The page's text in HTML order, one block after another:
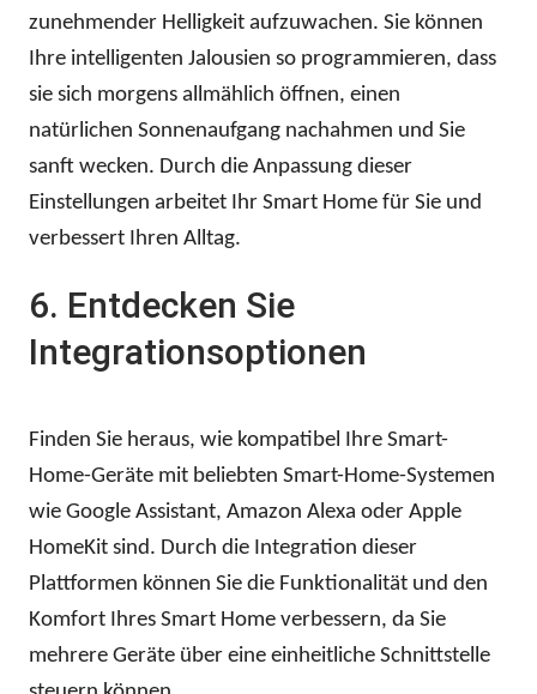
zunehmender Helligkeit aufzuwachen. Sie können
Ihre intelligenten Jalousien so programmieren, dass
sie sich morgens allmählich öffnen, einen
natürlichen Sonnenaufgang nachahmen und Sie
sanft wecken. Durch die Anpassung dieser
Einstellungen arbeitet Ihr Smart Home für Sie und
verbessert Ihren Alltag.
6. Entdecken Sie
Integrationsoptionen
Finden Sie heraus, wie kompatibel Ihre Smart-
Home-Geräte mit beliebten Smart-Home-Systemen
wie Google Assistant, Amazon Alexa oder Apple
HomeKit sind. Durch die Integration dieser
Plattformen können Sie die Funktionalität und den
Komfort Ihres Smart Home verbessern, da Sie
mehrere Geräte über eine einheitliche Schnittstelle